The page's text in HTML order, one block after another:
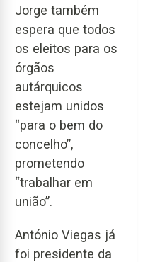
Jorge também
espera que todos
os eleitos para os
órgãos
autárquicos
estejam unidos
“para o bem do
concelho”,
prometendo
“trabalhar em
união”.
António Viegas já
foi presidente da